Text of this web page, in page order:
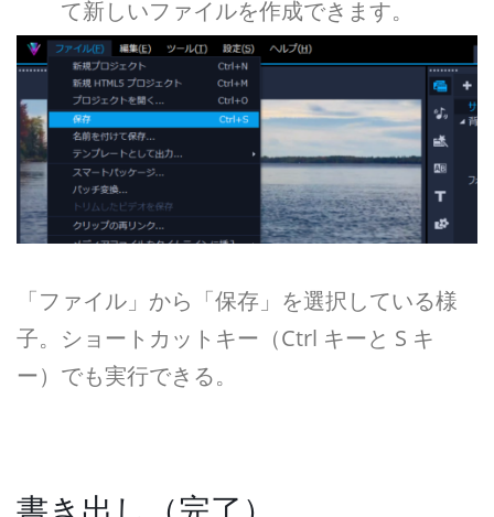
て新しいファイルを作成できます。
「ファイル」から「保存」を選択している様
子。ショートカットキー（Ctrl キーと S キ
ー）でも実行できる。